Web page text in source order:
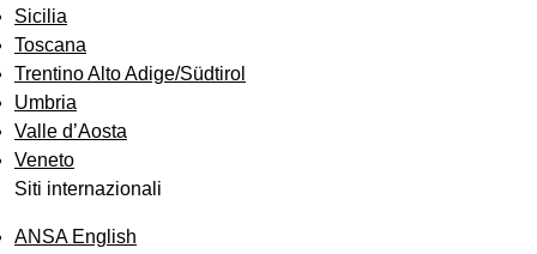
Sicilia
Toscana
Trentino Alto Adige/Südtirol
Umbria
Valle d’Aosta
Veneto
Siti internazionali
ANSA English